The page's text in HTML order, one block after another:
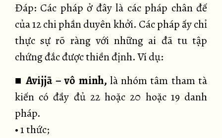
Đáp: Các pháp ở đây là các pháp chân đế
của 12 chi phần duyên khởi. Các pháp ấy chỉ
thực sự rõ ràng với những ai đã tu tập
chứng đắc được thiền định. Ví dụ:
■ Avijjā – vô minh, là nhóm tâm tham tà
kiến có đầy đủ 22 hoặc 20 hoặc 19 danh
pháp.
• 1 thức;